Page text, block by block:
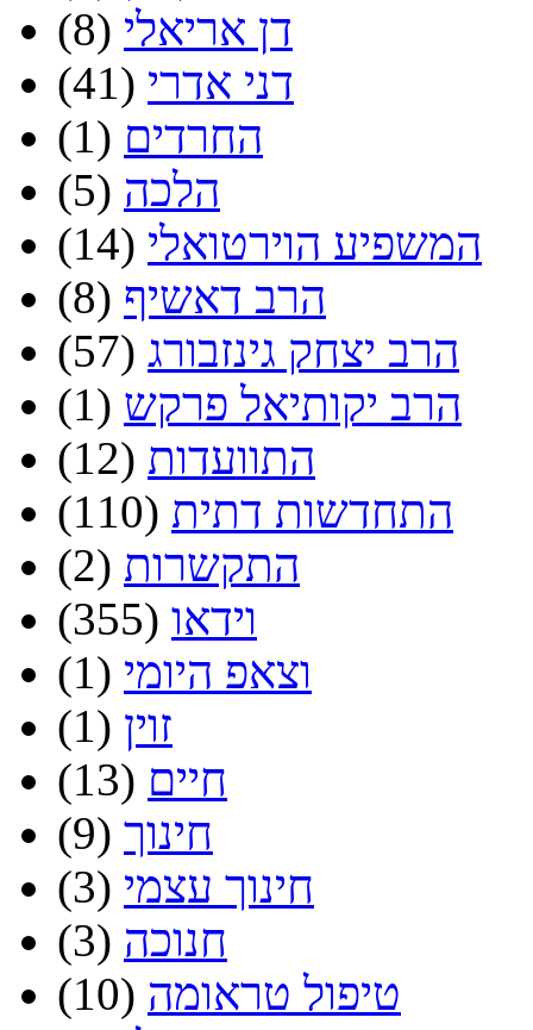
דן אריאלי (8)
דני אדרי (41)
החרדים (1)
הלכה (5)
המשפיע הוירטואלי (14)
הרב דאשיף (8)
הרב יצחק גינזבורג (57)
הרב יקותיאל פרקש (1)
התוועדות (12)
התחדשות דתית (110)
התקשרות (2)
וידאו (355)
וצאפ היומי (1)
זוין (1)
חיים (13)
חינוך (9)
חינוך עצמי (3)
חנוכה (3)
טיפול טראומה (10)